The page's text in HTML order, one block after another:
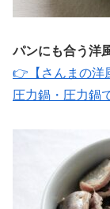
パンにも合う洋
👉【さんまの洋
圧力鍋・圧力鍋